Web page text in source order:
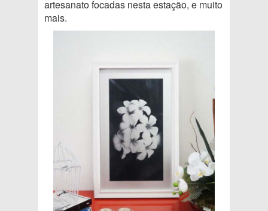
artesanato focadas nesta estação, e muito
mais.